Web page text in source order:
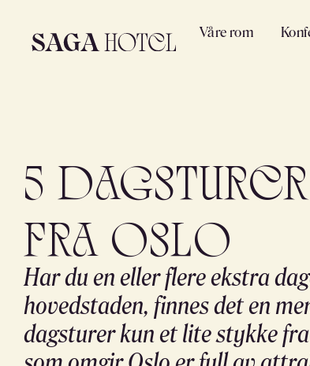
Våre rom
5
fra Oslo
Har du en eller flere ekstra
hovedstaden, finnes det en
dagsturer kun et lite stykke